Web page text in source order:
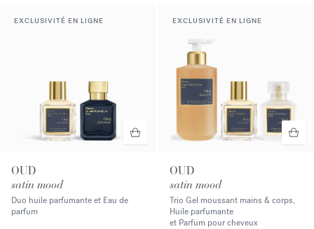
EXCLUSIVITÉ EN LIGNE
OUD
satin mood
Duo huile parfumante et Eau de
parfum
EXCLUSIVITÉ EN LIGNE
OUD
satin mood
Trio Gel moussant mains & corps,
Huile parfumante
et Parfum pour cheveux